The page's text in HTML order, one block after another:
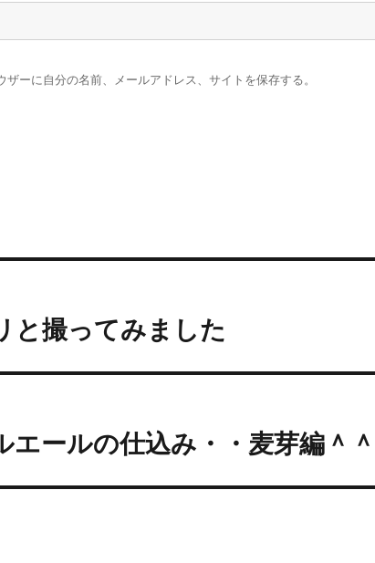
ーに自分の名前、メールアドレス、サイトを保存する。
と撮ってみました
エールの仕込み・・麦芽編＾＾